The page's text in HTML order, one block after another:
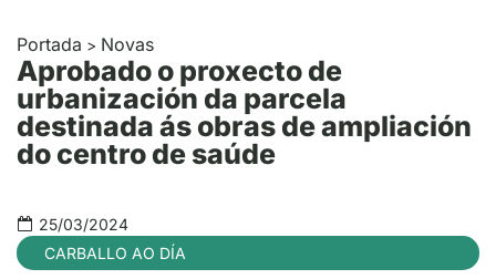
Portada > Novas
Aprobado o proxecto de
urbanización da parcela
destinada ás obras de ampliación
do centro de saúde
25/03/2024
CARBALLO AO DÍA